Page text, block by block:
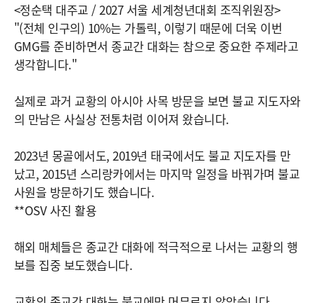
<정순택 대주교 / 2027 서울 세계청년대회 조직위원장>
"(전체 인구의) 10%는 가톨릭, 이렇기 때문에 더욱 이번
GMG를 준비하면서 종교간 대화는 참으로 중요한 주제라고
생각합니다."
실제로 과거 교황의 아시아 사목 방문을 보면 불교 지도자와
의 만남은 사실상 전통처럼 이어져 왔습니다.
2023년 몽골에서도, 2019년 태국에서도 불교 지도자를 만
났고, 2015년 스리랑카에서는 마지막 일정을 바꿔가며 불교
사원을 방문하기도 했습니다.
**OSV 사진 활용
해외 매체들은 종교간 대화에 적극적으로 나서는 교황의 행
보를 집중 보도했습니다.